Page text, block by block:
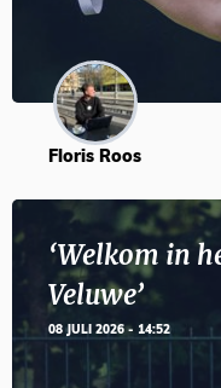
Floris Roos
‘Welkom in
Veluwe’
08 JULI 2026 - 14:52